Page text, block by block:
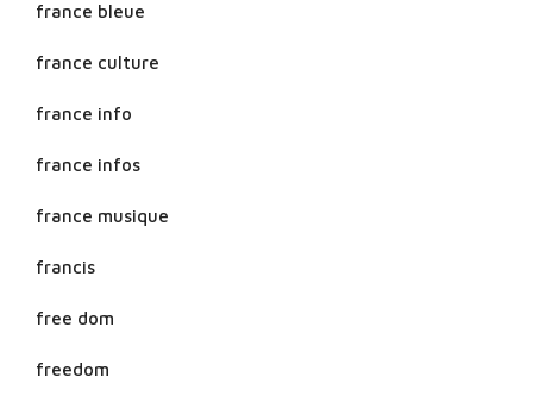
france bleue
france culture
france info
france infos
france musique
francis
free dom
freedom